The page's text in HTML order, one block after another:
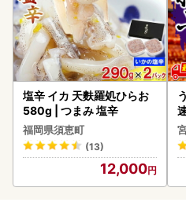
塩辛 イカ 天麩羅処ひらお
580g | つまみ 塩辛
福岡県須恵町
(13)
12,000